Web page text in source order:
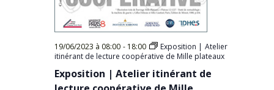
19/06/2023 à 08:00 - 18:00
Exposition | Atelier
itinérant de lecture coopérative de Mille plateaux
Exposition | Atelier itinérant de